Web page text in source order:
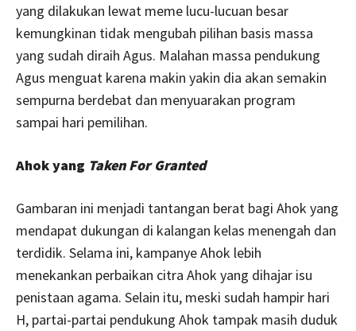
yang dilakukan lewat meme lucu-lucuan besar
kemungkinan tidak mengubah pilihan basis massa
yang sudah diraih Agus. Malahan massa pendukung
Agus menguat karena makin yakin dia akan semakin
sempurna berdebat dan menyuarakan program
sampai hari pemilihan.
Ahok yang Taken For Granted
Gambaran ini menjadi tantangan berat bagi Ahok yang
mendapat dukungan di kalangan kelas menengah dan
terdidik. Selama ini, kampanye Ahok lebih
menekankan perbaikan citra Ahok yang dihajar isu
penistaan agama. Selain itu, meski sudah hampir hari
H, partai-partai pendukung Ahok tampak masih duduk